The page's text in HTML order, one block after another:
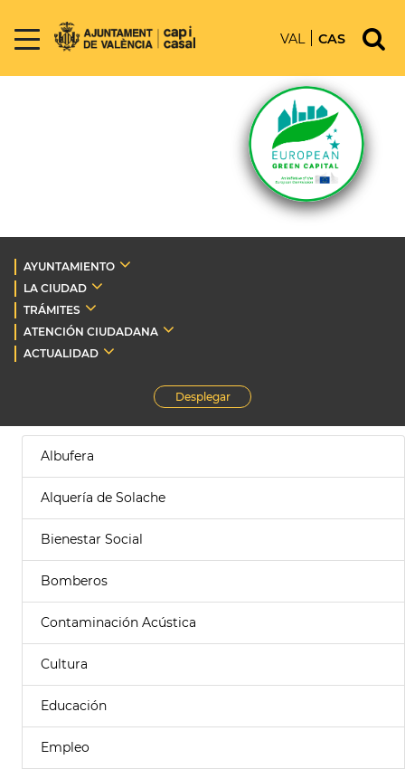
VAL CAS
AYUNTAMIENTO
LA CIUDAD
TRÁMITES
ATENCIÓN CIUDADANA
ACTUALIDAD
Desplegar
Albufera
Alquería de Solache
Bienestar Social
Bomberos
Contaminación Acústica
Cultura
Educación
Empleo